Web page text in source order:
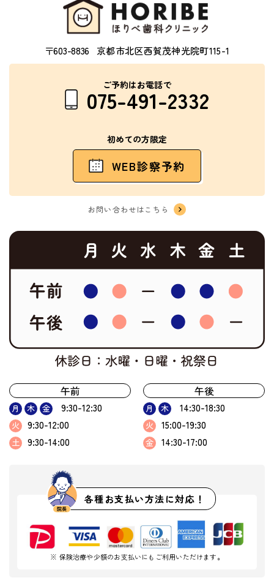
〒603-8836 京都市北区西賀茂神光院町115-1
ご予約はお電話で
075-491-2332
初めての方限定
WEB診察予約
お問い合わせはこちら
午前
月 木 金 9:30-12:30
火 9:30-12:00
土 9:30-14:00
午後
月 木 14:30-18:30
火 15:00-19:30
金 14:30-17:00
各種お支払い方法に対応！
※ 保険治療や少額のお支払いにもご利用いただけます。